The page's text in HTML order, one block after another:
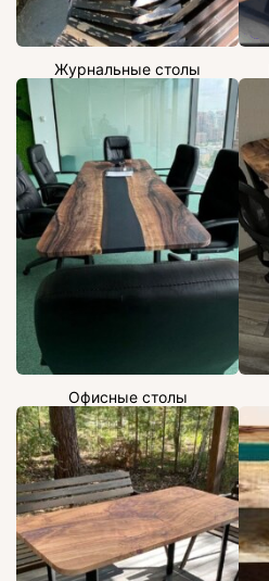
Журнальные столы
Офисные столы